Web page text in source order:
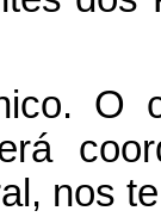
O
nos